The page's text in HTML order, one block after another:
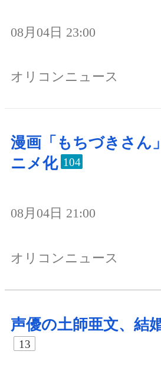
08月04日 23:00
オリコンニュース
漫画「もちづきさん
ニメ化 104
08月04日 21:00
オリコンニュース
声優の土師亜文、結
13